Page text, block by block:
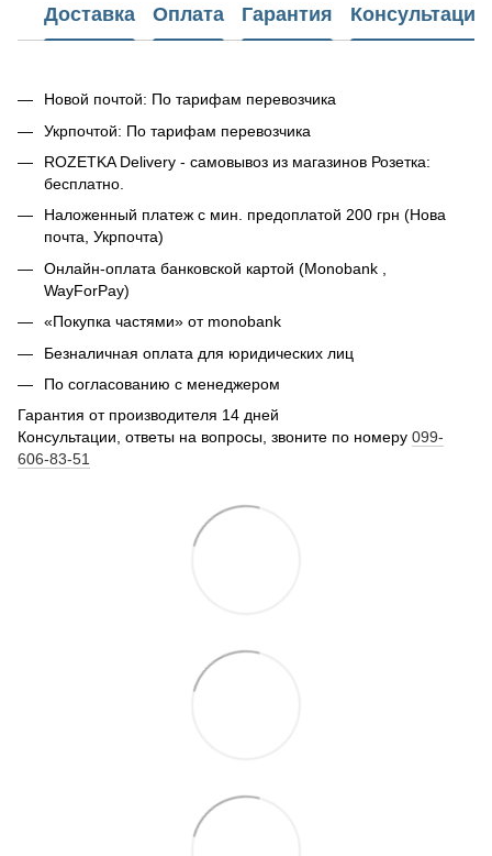
Доставка Оплата Гарантия Консультация
Новой почтой: По тарифам перевозчика
Укрпочтой: По тарифам перевозчика
ROZETKA Delivery - самовывоз из магазинов Розетка:
бесплатно.
Наложенный платеж с мин. предоплатой 200 грн (Нова
почта, Укрпочта)
Онлайн-оплата банковской картой (Monobank ,
WayForPay)
«Покупка частями» от monobank
Безналичная оплата для юридических лиц
По согласованию с менеджером
Гарантия от производителя 14 дней
Консультации, ответы на вопросы, звоните по номеру 099-
606-83-51